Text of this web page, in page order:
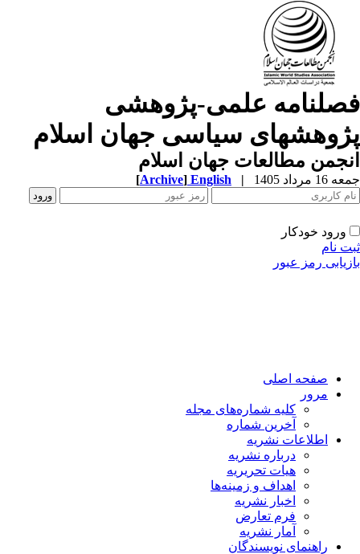
علمی-پژوهشی
سیاسی جهان اسلام
مطالعات جهان اسلام
مرداد 1405 |
English
[Archive]
ورود خودکار
نام
رمز عبور
صفحه اصلی
مرور
کلیه شماره‌های مجله
آخرین شماره
اطلاعات نشریه
درباره نشریه
هیات تحریریه
اهداف و زمینه‌ها
اخبار نشریه
فرم تعارض
آمار نشریه
راهنمای نویسندگان